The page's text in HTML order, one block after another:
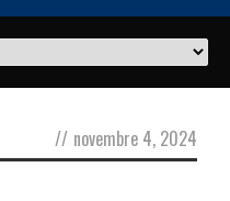
// novembre 4, 2024